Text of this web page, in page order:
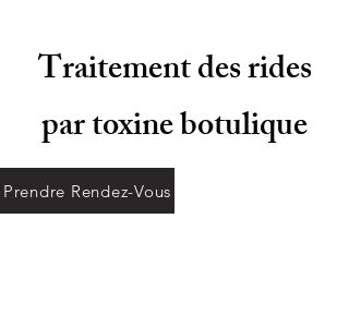
Traitement des rides
par toxine botulique
Prendre Rendez-Vous